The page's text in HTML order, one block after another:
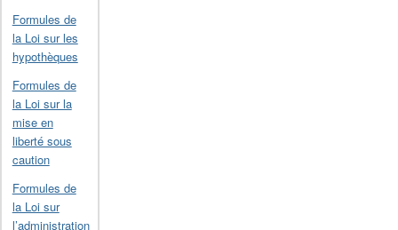
Formules de
la Loi sur les
hypothèques
Formules de
la Loi sur la
mise en
liberté sous
caution
Formules de
la Loi sur
l’administration